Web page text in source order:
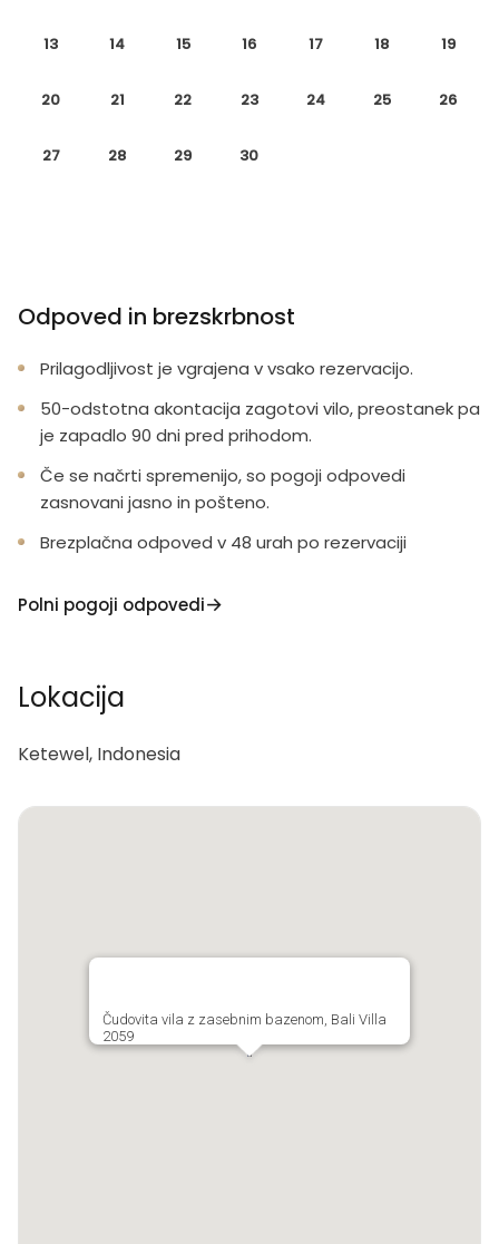
13 14 15 16 17 18 19
20 21 22 23 24 25 26
27 28 29 30
Odpoved in brezskrbnost
Prilagodljivost je vgrajena v vsako rezervacijo.
50-odstotna akontacija zagotovi vilo, preostanek pa
je zapadlo 90 dni pred prihodom.
Če se načrti spremenijo, so pogoji odpovedi
zasnovani jasno in pošteno.
Brezplačna odpoved v 48 urah po rezervaciji
Polni pogoji odpovedi
Lokacija
Ketewel, Indonesia
Čudovita vila z zasebnim bazenom, Bali Villa
2059